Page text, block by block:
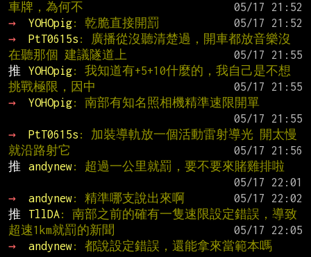
車牌，為何不
→
YOHOpig: 乾脆直接開罰
→
PtT0615s : 廣播從沒聽清楚過，開車都放音樂沒
在聽那個 建議隧道上
推
YOHOpig: 我知道有+5+10什麼的，我自己是不想
挑戰極限，因中
→
YOHOpig: 南部有知名照相機精準速限開單
→
PtT0615s : 加裝導軌放一個活動雷射導光 開太慢
就沿路射它
推
andynew: 超過一公里就罰，要不要來賭雞排啦
→
andynew: 精準哪支說出來啊
推
TllDA: 南部之前的確有一隻速限設定錯誤，導致
超速1km就罰的新聞
→
andynew: 都說設定錯誤，還能拿來當範本嗎